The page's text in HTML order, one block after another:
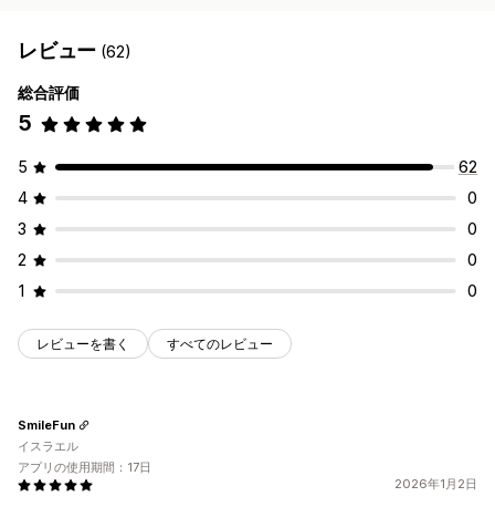
レビュー (62)
総合評価
5
5
62
4
0
3
0
2
0
1
0
レビューを書く すべてのレビュー
2026年1月2日
SmileFun
イスラエル
アプリの使用期間：17日